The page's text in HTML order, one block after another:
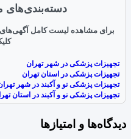
دسته‌بندی‌های
برای مشاهده لیست کامل
تجهیزات پزشکی در شهر تهران
تجهیزات پزشکی در استان تهران
تجهیزات پزشکی نو و آکبند در شهر
تجهیزات پزشکی نو و آکبند در استان
دیدگاه‌ها و امتیازها